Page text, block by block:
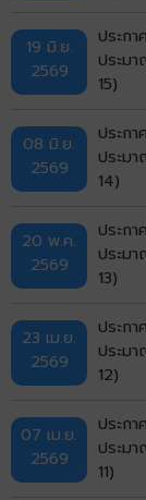
19 มิ.ย.
2569
ประก
ประม
15)
08 มิ.ย.
2569
ประก
ประม
14)
20 พ.ค.
2569
ประก
ประม
13)
23 เม.ย.
2569
ประก
ประม
12)
07 เม.ย.
2569
ประก
ประม
11)